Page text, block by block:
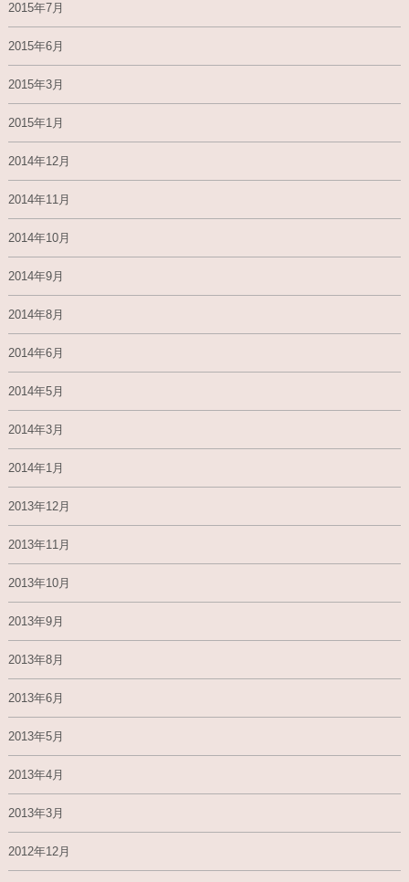
2015年7月
2015年6月
2015年3月
2015年1月
2014年12月
2014年11月
2014年10月
2014年9月
2014年8月
2014年6月
2014年5月
2014年3月
2014年1月
2013年12月
2013年11月
2013年10月
2013年9月
2013年8月
2013年6月
2013年5月
2013年4月
2013年3月
2012年12月